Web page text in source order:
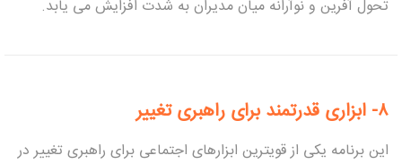
تحول آفرین و نوآرانه میان مدیران به شدت افزایش می یابد.
۸- ابزاری قدرتمند برای راهبری تغییر
این برنامه یکی از قویترین ابزارهای اجتماعی برای راهبری تغییر در